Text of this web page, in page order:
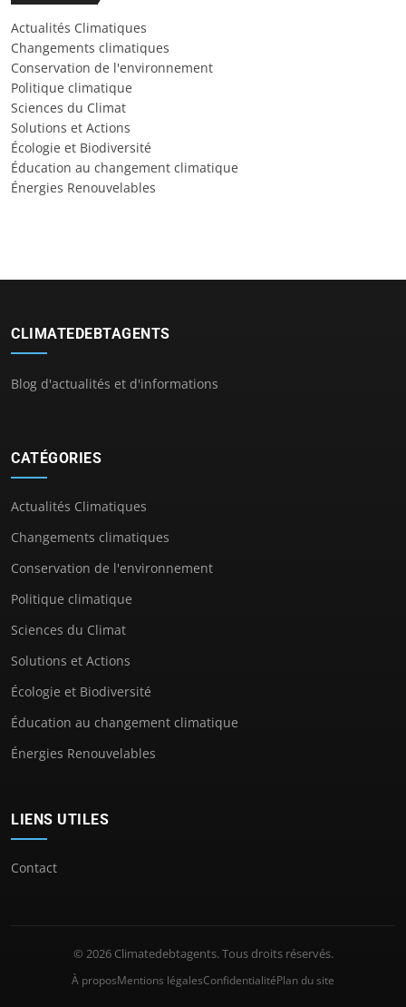
Actualités Climatiques
Changements climatiques
Conservation de l'environnement
Politique climatique
Sciences du Climat
Solutions et Actions
Écologie et Biodiversité
Éducation au changement climatique
Énergies Renouvelables
CLIMATEDEBTAGENTS
Blog d'actualités et d'informations
CATÉGORIES
Actualités Climatiques
Changements climatiques
Conservation de l'environnement
Politique climatique
Sciences du Climat
Solutions et Actions
Écologie et Biodiversité
Éducation au changement climatique
Énergies Renouvelables
LIENS UTILES
Contact
© 2026 Climatedebtagents. Tous droits réservés.
À proposMentions légalesConfidentialitéPlan du site